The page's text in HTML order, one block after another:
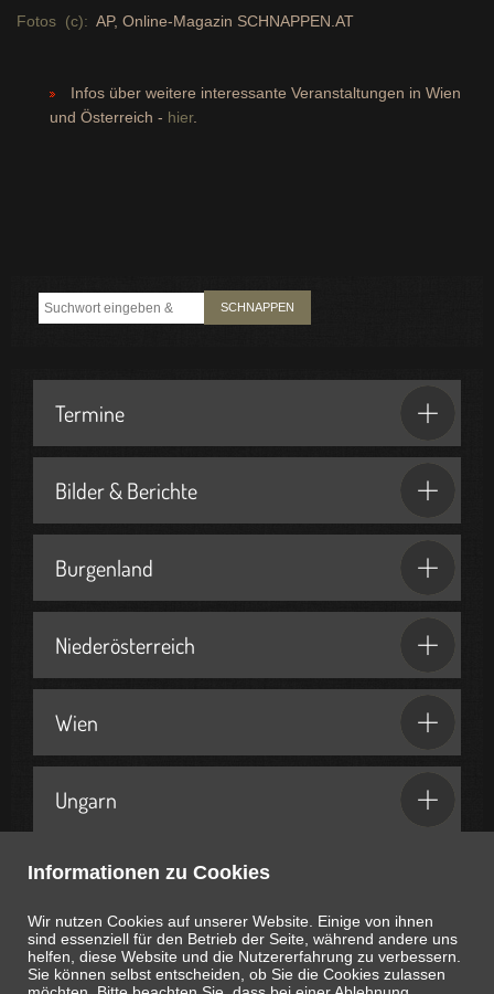
Informationen zu Cookies
Wir nutzen Cookies auf unserer Website. Einige von ihnen
sind essenziell für den Betrieb der Seite, während andere uns
helfen, diese Website und die Nutzererfahrung zu verbessern.
Sie können selbst entscheiden, ob Sie die Cookies zulassen
Fotos (c): AP, Online-Magazin SCHNAPPEN.AT
Infos über weitere interessante Veranstaltungen in Wien
und Österreich - hier.
SCHNAPPEN
Termine
Bilder & Berichte
Burgenland
Niederösterreich
Wien
Ungarn
Geschenkideen & Partner